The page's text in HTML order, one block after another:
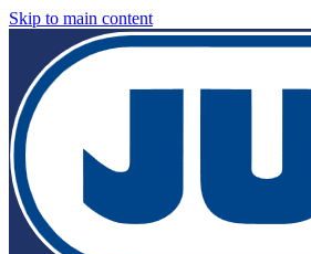
Skip to main content